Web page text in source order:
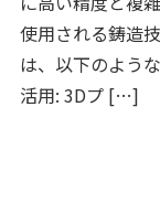
使用される鋳造
は、以下のよう
活用: 3Dプ […]